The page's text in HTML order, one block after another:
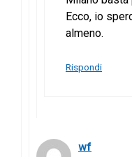
Ecco, io
almeno.
Rispondi
wf